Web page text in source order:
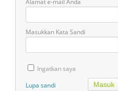
Alamat e-mail Anda
Masukkan Kata Sandi
Ingatkan saya
Lupa sandi